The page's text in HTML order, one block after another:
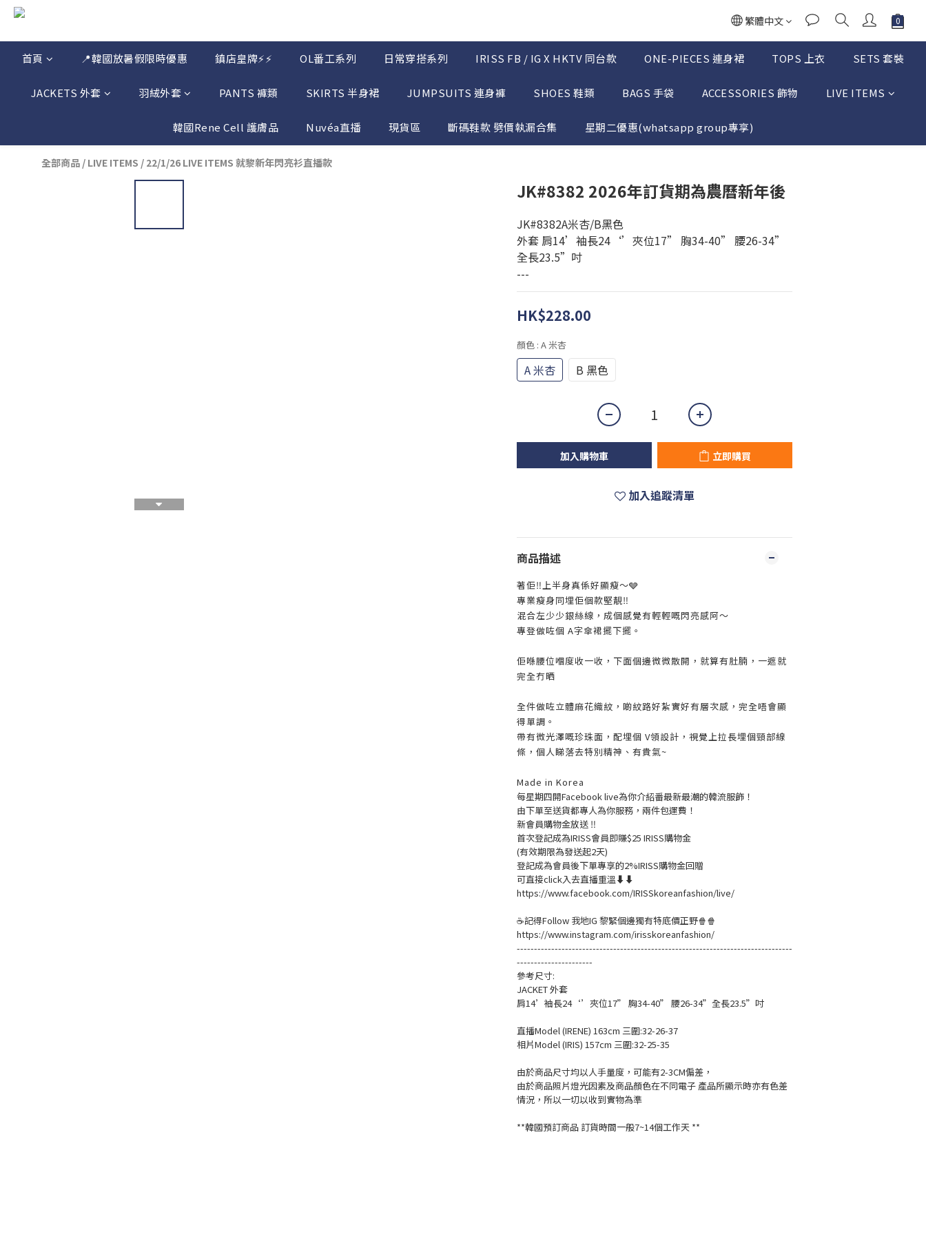
繁體中文
首頁 📍韓國放暑假限時優惠 鎮店皇牌⚡⚡ OL番工系列 日常穿搭系列 IRISS FB / IG X HKTV 同台款 ONE-PIECES 連身裙 TOPS 上衣 SETS 套裝
JACKETS 外套 羽絨外套 PANTS 褲類 SKIRTS 半身裙 JUMPSUITS 連身褲 SHOES 鞋類 BAGS 手袋 ACCESSORIES 飾物 LIVE ITEMS
韓國Rene Cell 護膚品 Nuvéa直播 現貨區 斷碼鞋款 劈價執漏合集 星期二優惠(whatsapp group專享)
全部商品 / LIVE ITEMS / 22/1/26 LIVE ITEMS 就黎新年閃亮衫直播款
JK#8382 2026年訂貨期為農曆新年後
JK#8382A米杏/B黑色
外套 肩14’袖長24‘’夾位17” 胸34-40” 腰26-34”
全長23.5”吋
---
HK$228.00
顏色 : A 米杏
A 米杏 B 黑色
加入購物車 立即購買
加入追蹤清單
商品描述
著佢‼️上半身真係好顯瘦～🩶
專業瘦身同埋佢個款堅靚‼️
混合左少少銀絲線，成個感覺有輕輕嘅閃亮感阿～
專登做咗個 A字傘裙擺下擺。
佢喺腰位嗰度收一收，下面個邊微微散開，就算有肚腩，一遮就
完全冇晒
全件做咗立體麻花織紋，啲紋路好紮實好有層次感，完全唔會顯
得單調。
帶有微光澤嘅珍珠面，配埋個 V領設計，視覺上拉長埋個頸部線
條，個人睇落去特別精神、有貴氣~
Made in Korea
每星期四開Facebook live為你介紹番最新最潮的韓流服飾！
由下單至送貨都專人為你服務，兩件包運費！
新會員購物金放送 ‼️
首次登記成為IRISS會員即賺$25 IRISS購物金
(有效期限為發送起2天)
登記成為會員後下單專享的2%IRISS購物金回贈
可直接click入去直播重溫⬇⬇
https://www.facebook.com/IRISSkoreanfashion/live/
☕記得Follow 我地IG 黎緊個邊獨有特底價正野🍿🍿
https://www.instagram.com/irisskoreanfashion/
--------------------------------------------------------------------------------
----------------------
參考尺寸:
JACKET 外套
肩14’袖長24‘’夾位17” 胸34-40” 腰26-34”全長23.5”吋
直播Model (IRENE) 163cm 三圍:32-26-37
相片Model (IRIS) 157cm 三圍:32-25-35
由於商品尺寸均以人手量度，可能有2-3CM偏差，
由於商品照片燈光因素及商品顏色在不同電子 產品所顯示時亦有色差
情況，所以一切以收到實物為準
**韓國預訂商品 訂貨時間一般7~14個工作天 **